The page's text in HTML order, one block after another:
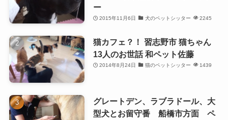
ー
2015年11月6日 犬のペットシッター 2245
猫カフェ？！ 習志野市 猫ちゃん
13人のお世話 和ペット佐藤
2014年8月24日 猫のペットシッター 1439
グレートデン、ラブラドール、大
型犬とお留守番 船橋市方面 ペ